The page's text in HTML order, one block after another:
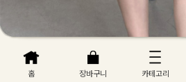
홈 장바구니 카테고리